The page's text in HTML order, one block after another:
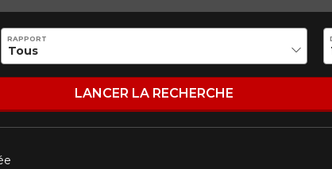
RAPPORT
LANCER LA RECHERCHE
résultat ne convenant parfaitement à votre recherche
vous aider à trouver le produit qu'il vous faut.
se fera un plaisir de rechercher des options pour votre